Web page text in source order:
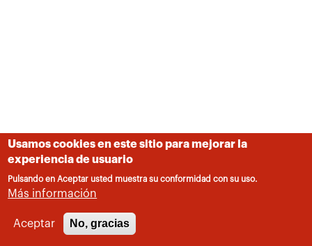
Usamos cookies en este sitio para mejorar la
experiencia de usuario
Pulsando en Aceptar usted muestra su conformidad con su uso.
Más información
Aceptar No, gracias